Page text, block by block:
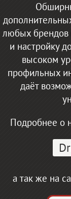
любых брендов
и настройку
высоком
профильных
даёт
Подробнее о
а так же на